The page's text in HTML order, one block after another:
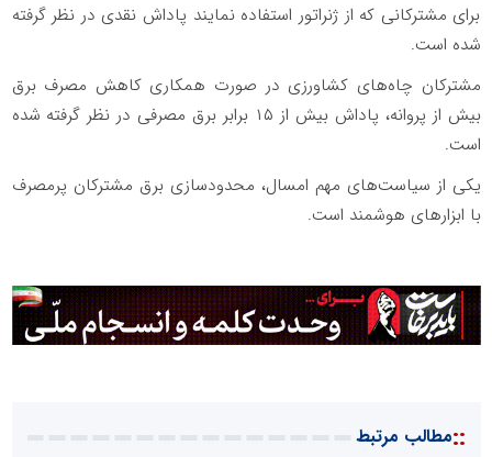
برای مشترکانی که از ژنراتور استفاده نمایند پاداش نقدی در نظر گرفته
شده است.
مشترکان چاه‌های کشاورزی در صورت همکاری کاهش مصرف برق
بیش از پروانه، پاداش بیش از ۱۵ برابر برق مصرفی در نظر گرفته شده
است.
یکی از سیاست‌های مهم امسال، محدودسازی برق مشترکان پرمصرف
با ابزارهای هوشمند است.
::مطالب مرتبط